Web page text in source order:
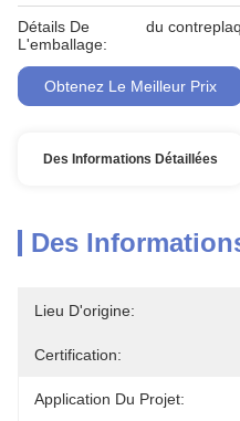
Détails De
L'emballage:
du
Obtenez Le Meilleur Prix
Des Informations Détaillées
Des
Lieu D'origine:
Certification:
Application Du Projet: